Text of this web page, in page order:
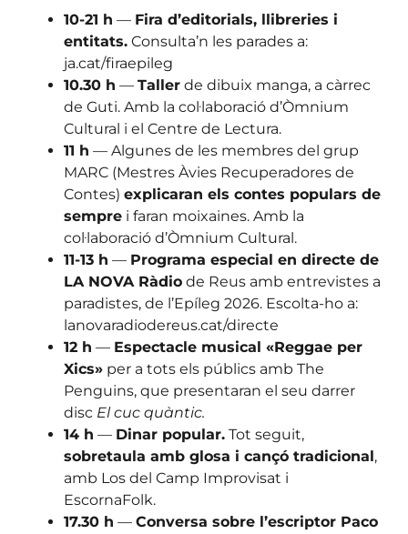
10-21 h — Fira d’editorials, llibreries i
entitats. Consulta’n les parades a:
ja.cat/firaepileg
10.30 h — Taller de dibuix manga, a càrrec
de Guti. Amb la col·laboració d’Òmnium
Cultural i el Centre de Lectura.
11 h — Algunes de les membres del grup
MARC (Mestres Àvies Recuperadores de
Contes) explicaran els contes populars de
sempre i faran moixaines. Amb la
col·laboració d’Òmnium Cultural.
11-13 h — Programa especial en directe de
LA NOVA Ràdio de Reus amb entrevistes a
paradistes, de l’Epíleg 2026. Escolta-ho a:
lanovaradiodereus.cat/directe
12 h — Espectacle musical «Reggae per
Xics» per a tots els públics amb The
Penguins, que presentaran el seu darrer
disc El cuc quàntic.
14 h — Dinar popular. Tot seguit,
sobretaula amb glosa i cançó tradicional,
amb Los del Camp Improvisat i
EscornaFolk.
17.30 h — Conversa sobre l’escriptor Paco